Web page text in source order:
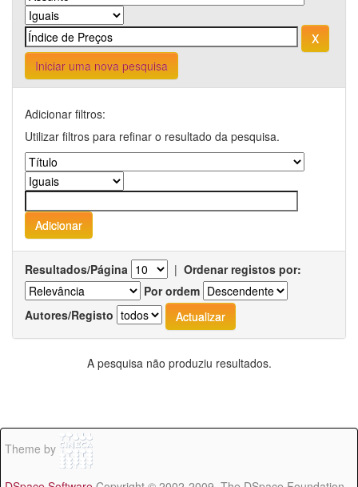
Iniciar uma nova pesquisa
Adicionar filtros:
Utilizar filtros para refinar o resultado da pesquisa.
Resultados/Página | Ordenar registos por:
Por ordem
Autores/Registo
A pesquisa não produziu resultados.
Theme by